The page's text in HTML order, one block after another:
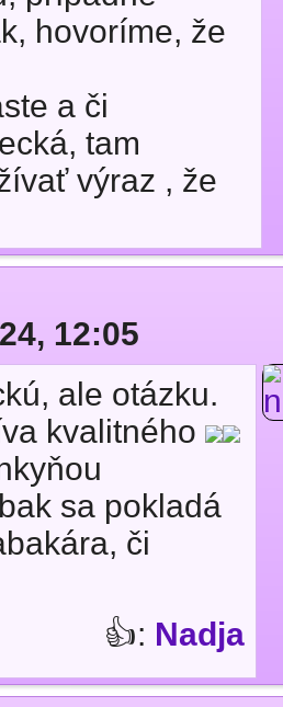
hovoríme, že
a či
tam
výraz , že
12:05
ale otázku.
kvalitného
sa pokladá
či
👍: Nadja